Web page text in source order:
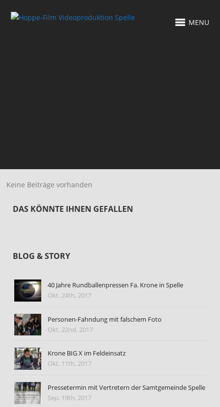
MENU
Keine Beiträge vorhanden
DAS KÖNNTE IHNEN GEFALLEN
BLOG & STORY
40 Jahre Rundballenpressen Fa. Krone in Spelle
Okt. 24th, 2017
Personen-Fahndung mit falschem Foto
Okt. 22nd, 2017
Krone BIG X im Feldeinsatz
Okt. 11th, 2017
Pressetermin mit Vertretern der Samtgemeinde Spelle
Sep. 19th, 2017